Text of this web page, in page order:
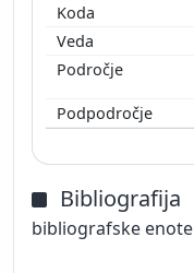
Bibliografija
bibliografske enote